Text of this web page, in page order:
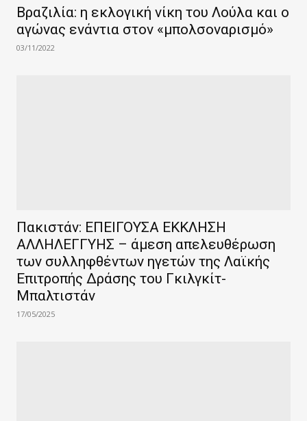
Βραζιλία: η εκλογική νίκη του Λούλα και ο
αγώνας ενάντια στον «μπολσοναρισμό»
03/11/2022
Πακιστάν: ΕΠΕΙΓΟΥΣΑ ΕΚΚΛΗΣΗ
ΑΛΛΗΛΕΓΓΥΗΣ – άμεση απελευθέρωση
των συλληφθέντων ηγετών της Λαϊκής
Επιτροπής Δράσης του Γκιλγκίτ-
Μπαλτιστάν
17/05/2025